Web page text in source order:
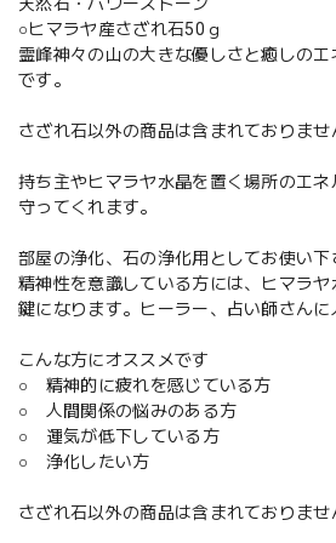
天然石・パワーストーン
○ヒマラヤ産さざれ石50ｇ
霊峰神々の山の大きな優しさと癒しの
です。
さざれ石以外の商品は含まれておりませ
持ち主やヒマラヤ水晶を置く場所のエ
守ってくれます。
部屋の浄化、石の浄化用としてお使い下
精神性を意識している方には、ヒマラ
鍵になります。ヒーラー、占い師さんに
こんな方にオススメです
○ 精神的に疲れを感じている方
○ 人間関係の悩みのある方
○ 運気が低下している方
○ 浄化したい方
さざれ石以外の商品は含まれておりませ